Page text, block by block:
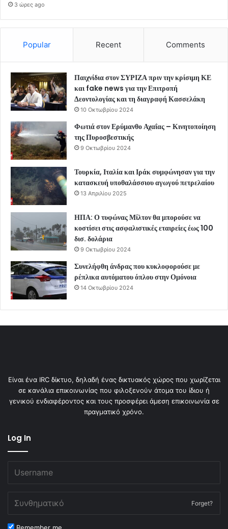
3 ώρες ago
Popular Recent Comments
Παιχνίδια στον ΣΥΡΙΖΑ πριν την κρίσιμη ΚΕ
και fake news για την Επιτροπή
Δεοντολογίας και τη διαγραφή Κασσελάκη
10 Οκτωβρίου 2024
Φωτιά στον Ερύμανθο Αχαΐας – Κινητοποίηση
της Πυροσβεστικής
9 Οκτωβρίου 2024
Τουρκία, Ιταλία και Ιράκ συμφώνησαν για την
κατασκευή υποθαλάσσιου αγωγού πετρελαίου
13 Απριλίου 2025
ΗΠΑ: Ο τυφώνας Μίλτον θα μπορούσε να
κοστίσει στις ασφαλιστικές εταιρείες έως 100
δισ. δολάρια
9 Οκτωβρίου 2024
Συνελήφθη άνδρας που κυκλοφορούσε με
ρέπλικα αυτόματου όπλου στην Ομόνοια
14 Οκτωβρίου 2024
Είναι ένα IRC δίκτυο, δηλαδή ένας δικτυακός χώρος που χωρίζεται
σε κανάλια επικοινωνίας που φιλοξενούν άτομα του ίδιου ή
γενικού ενδιαφέροντος και τους προσφέρει άμεση επικοινωνία σε
πραγματικό χρόνο.
Log In
Forget?